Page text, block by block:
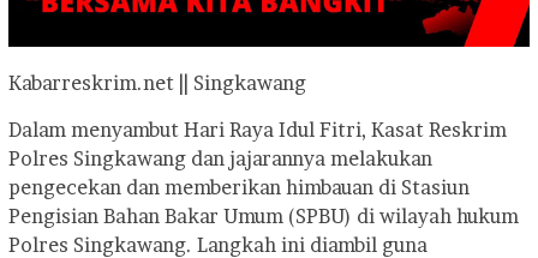
Kabarreskrim.net || Singkawang
Dalam menyambut Hari Raya Idul Fitri, Kasat Reskrim
Polres Singkawang dan jajarannya melakukan
pengecekan dan memberikan himbauan di Stasiun
Pengisian Bahan Bakar Umum (SPBU) di wilayah hukum
Polres Singkawang. Langkah ini diambil guna